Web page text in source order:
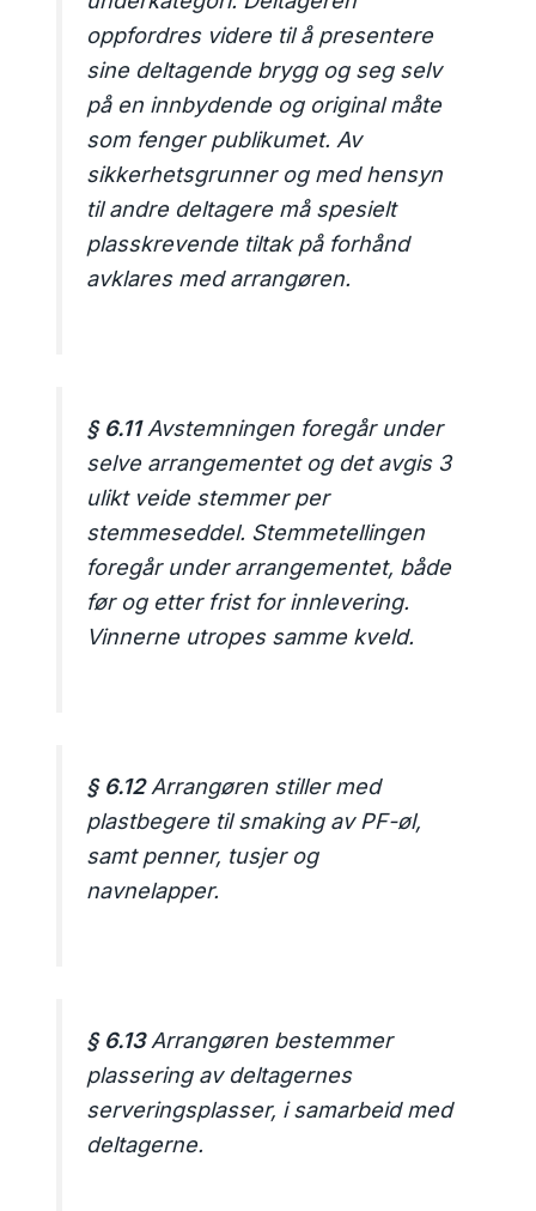
oppfordres videre til å presentere
sine deltagende brygg og seg selv
på en innbydende og original måte
som fenger publikumet. Av
sikkerhetsgrunner og med hensyn
til andre deltagere må spesielt
plasskrevende tiltak på forhånd
avklares med arrangøren.
§ 6.11Avstemningen foregår under
selve arrangementet og det avgis 3
ulikt veide stemmer per
stemmeseddel. Stemmetellingen
foregår under arrangementet, både
før og etter frist for innlevering.
Vinnerne utropes samme kveld.
§ 6.12Arrangøren stiller med
plastbegere til smaking av PF-øl,
samt penner, tusjer og
navnelapper.
§ 6.13Arrangøren bestemmer
plassering av deltagernes
serveringsplasser, i samarbeid med
deltagerne.